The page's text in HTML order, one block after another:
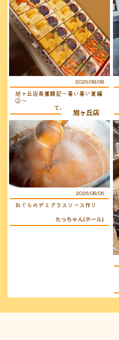
2026/08/08
旭ヶ丘店長奮闘記〜暑い暑い夏編
②〜
てんちょ〜（店長）
旭ヶ丘店
2026/08/06
おぐらのデミグラスソース作り
たっちゃん(ホール)